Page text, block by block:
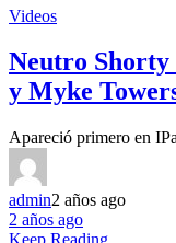
Videos
Neutro
y Myke
Apareció primero en
admin2 años ago
2 años ago